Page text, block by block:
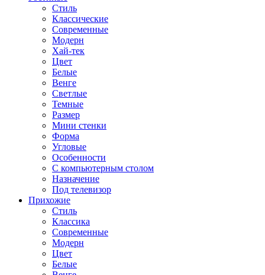
Стиль
Классические
Современные
Модерн
Хай-тек
Цвет
Белые
Венге
Светлые
Темные
Размер
Мини стенки
Форма
Угловые
Особенности
С компьютерным столом
Назначение
Под телевизор
Прихожие
Стиль
Классика
Современные
Модерн
Цвет
Белые